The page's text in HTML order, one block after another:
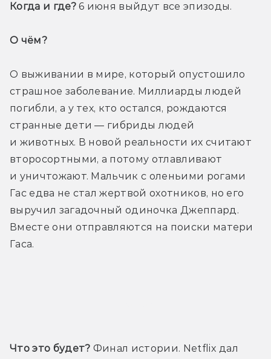
Когда и где? 6 июня выйдут все эпизоды.
О чём?
О выживании в мире, который опустошило
страшное заболевание. Миллиарды людей
погибли, а у тех, кто остался, рождаются
странные дети — гибриды людей
и животных. В новой реальности их считают
второсортными, а потому отлавливают
и уничтожают. Мальчик с оленьими рогами
Гас едва не стал жертвой охотников, но его
выручил загадочный одиночка Джеппард.
Вместе они отправляются на поиски матери
Гаса.
Что это будет? Финал истории. Netflix дал